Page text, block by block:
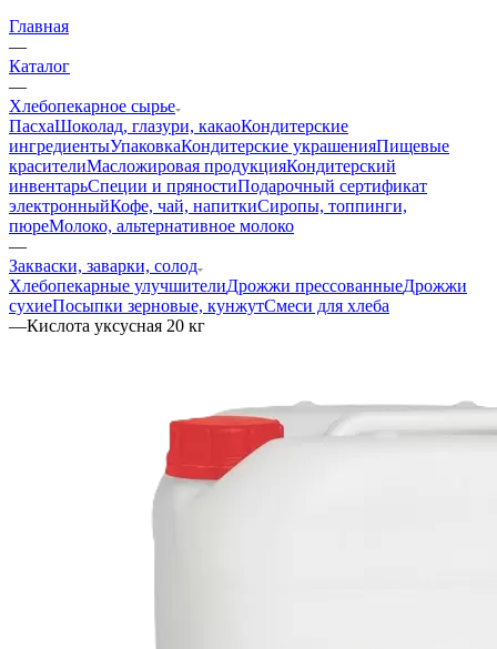
Главная
—
Каталог
—
Хлебопекарное сырье
ПасхаШоколад, глазури, какаоКондитерские
ингредиентыУпаковкаКондитерские украшенияПищевые
красителиМасложировая продукцияКондитерский
инвентарьСпеции и пряностиПодарочный сертификат
электронныйКофе, чай, напиткиСиропы, топпинги,
пюреМолоко, альтернативное молоко
—
Закваски, заварки, солод
Хлебопекарные улучшителиДрожжи прессованныеДрожжи
сухиеПосыпки зерновые, кунжутСмеси для хлеба
—Кислота уксусная 20 кг